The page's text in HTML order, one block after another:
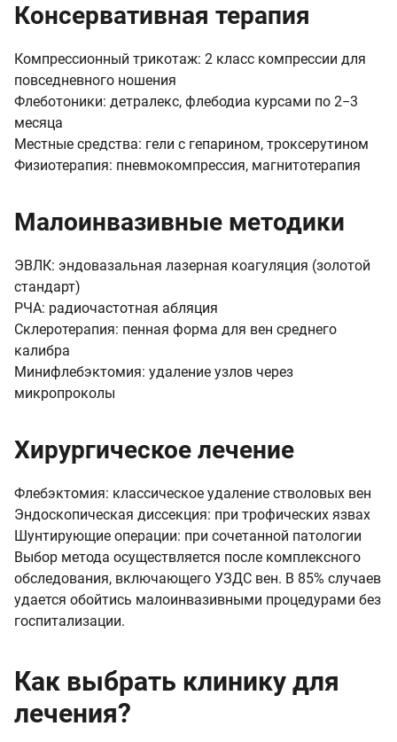
Консервативная терапия
Компрессионный трикотаж: 2 класс компрессии для
повседневного ношения
Флеботоники: детралекс, флебодиа курсами по 2−3
месяца
Местные средства: гели с гепарином, троксерутином
Физиотерапия: пневмокомпрессия, магнитотерапия
Малоинвазивные методики
ЭВЛК: эндовазальная лазерная коагуляция (золотой
стандарт)
РЧА: радиочастотная абляция
Склеротерапия: пенная форма для вен среднего
калибра
Минифлебэктомия: удаление узлов через
микропроколы
Хирургическое лечение
Флебэктомия: классическое удаление стволовых вен
Эндоскопическая диссекция: при трофических язвах
Шунтирующие операции: при сочетанной патологии
Выбор метода осуществляется после комплексного
обследования, включающего УЗДС вен. В 85% случаев
удается обойтись малоинвазивными процедурами без
госпитализации.
Как выбрать клинику для
лечения?